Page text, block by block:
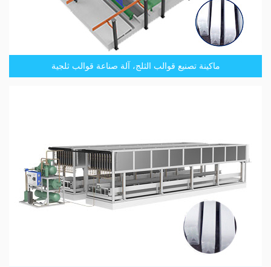
ماكينة تصنيع قوالب الثلج، آلة صناعة قوالب ثلجية